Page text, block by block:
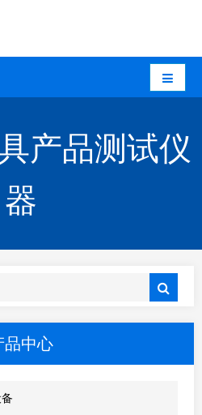
产品测试仪
器
品中心